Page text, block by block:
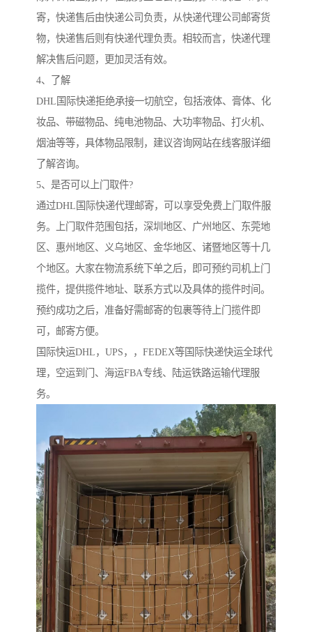
寄，快递售后由快递公司负责，从快递代理公司邮寄货
物，快递售后则有快递代理负责。相较而言，快递代理
解决售后问题，更加灵活有效。
4、了解
DHL国际快递拒绝承接一切航空，包括液体、膏体、化
妆品、带磁物品、纯电池物品、大功率物品、打火机、
烟油等等，具体物品限制，建议咨询网站在线客服详细
了解咨询。
5、是否可以上门取件?
通过DHL国际快递代理邮寄，可以享受免费上门取件服
务。上门取件范围包括，深圳地区、广州地区、东莞地
区、惠州地区、义乌地区、金华地区、诸暨地区等十几
个地区。大家在物流系统下单之后，即可预约司机上门
揽件，提供揽件地址、联系方式以及具体的揽件时间。
预约成功之后，准备好需邮寄的包裹等待上门揽件即
可，邮寄方便。
国际快运DHL，UPS，，FEDEX等国际快递快运全球代
理，空运到门、海运FBA专线、陆运铁路运输代理服
务。